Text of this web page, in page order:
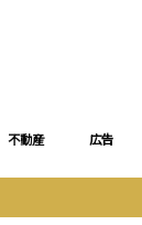
不動産 広告